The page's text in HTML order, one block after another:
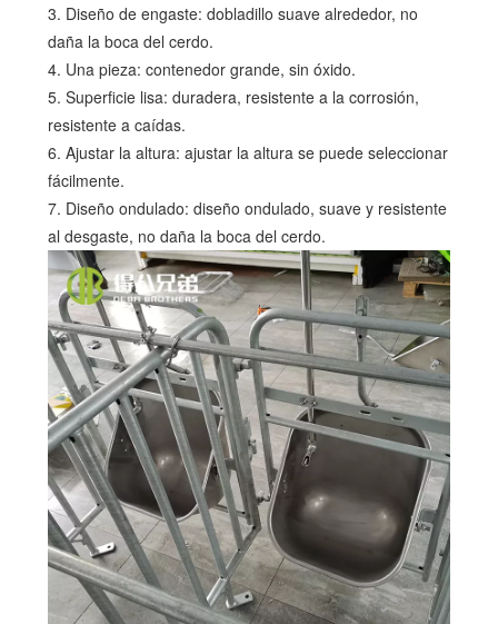
3. Diseño de engaste: dobladillo suave alrededor, no
daña la boca del cerdo.
4. Una pieza: contenedor grande, sin óxido.
5. Superficie lisa: duradera, resistente a la corrosión,
resistente a caídas.
6. Ajustar la altura: ajustar la altura se puede seleccionar
fácilmente.
7. Diseño ondulado: diseño ondulado, suave y resistente
al desgaste, no daña la boca del cerdo.